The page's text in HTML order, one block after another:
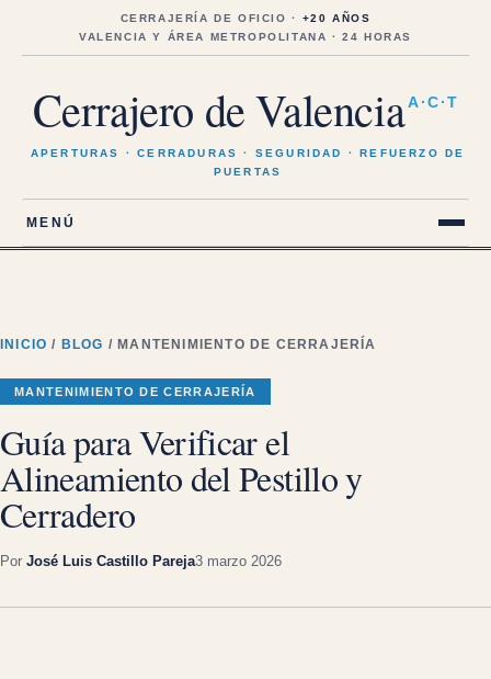
CERRAJERÍA DE OFICIO · +20 AÑOS
VALENCIA Y ÁREA METROPOLITANA · 24 HORAS
Cerrajero de Valencia A·C·T
APERTURAS · CERRADURAS · SEGURIDAD · REFUERZO DE
PUERTAS
MENÚ
INICIO / BLOG / MANTENIMIENTO DE CERRAJERÍA
MANTENIMIENTO DE CERRAJERÍA
Guía para Verificar el
Alineamiento del Pestillo y
Cerradero
Por José Luis Castillo Pareja3 marzo 2026